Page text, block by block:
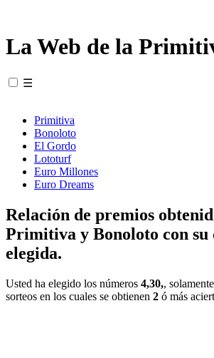
La Web de la
☰
Primitiva
Bonoloto
El Gordo
Lototurf
Euro Millones
Euro Dreams
Relación de premios
Primitiva y Bonoloto con su
elegida.
Usted ha elegido los números 4,30,,
sorteos en los cuales se obtienen 2 ó más